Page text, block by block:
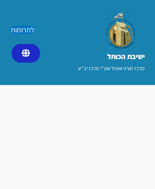
ישיבת הכותל​
מרכז תורני וואהל שע"י מרכז יב"ע
לתרומות